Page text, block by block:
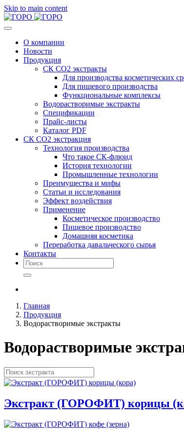
Skip to main content
О компании
Новости
Продукция
СК СО2 экстракты
Для производства косметических
Для пищевого производства
Функциональные комплексы
Водорастворимые экстракты
Спецификации
Прайс-листы
Каталог PDF
СК СО2 экстракция
Технология производства
Что такое СК-флюид
История технологии
Промышленные технологии
Преимущества и мифы
Статьи и исследования
Эффект воздействия
Применение
Косметическое производство
Пищевое производство
Домашняя косметика
Переработка давальческого сырья
Контакты
Главная
Продукция
Водорастворимые экстракты
Водорастворимые
Экстракт (ГОРОФИТ) корицы